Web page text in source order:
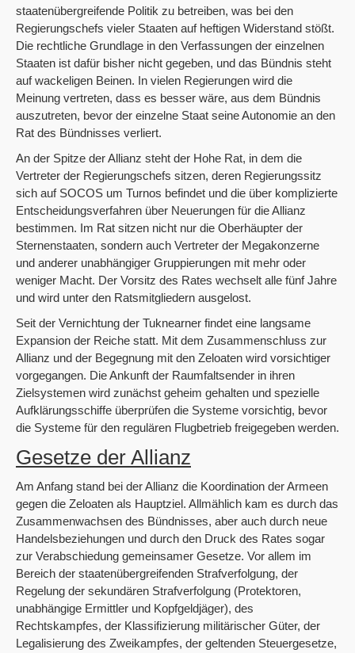
staatenübergreifende Politik zu betreiben, was bei den
Regierungschefs vieler Staaten auf heftigen Widerstand stößt.
Die rechtliche Grundlage in den Verfassungen der einzelnen
Staaten ist dafür bisher nicht gegeben, und das Bündnis steht
auf wackeligen Beinen. In vielen Regierungen wird die
Meinung vertreten, dass es besser wäre, aus dem Bündnis
auszutreten, bevor der einzelne Staat seine Autonomie an den
Rat des Bündnisses verliert.
An der Spitze der Allianz steht der Hohe Rat, in dem die
Vertreter der Regierungschefs sitzen, deren Regierungssitz
sich auf SOCOS um Turnos befindet und die über komplizierte
Entscheidungsverfahren über Neuerungen für die Allianz
bestimmen. Im Rat sitzen nicht nur die Oberhäupter der
Sternenstaaten, sondern auch Vertreter der Megakonzerne
und anderer unabhängiger Gruppierungen mit mehr oder
weniger Macht. Der Vorsitz des Rates wechselt alle fünf Jahre
und wird unter den Ratsmitgliedern ausgelost.
Seit der Vernichtung der Tuknearner findet eine langsame
Expansion der Reiche statt. Mit dem Zusammenschluss zur
Allianz und der Begegnung mit den Zeloaten wird vorsichtiger
vorgegangen. Die Ankunft der Raumfaltsender in ihren
Zielsystemen wird zunächst geheim gehalten und spezielle
Aufklärungsschiffe überprüfen die Systeme vorsichtig, bevor
die Systeme für den regulären Flugbetrieb freigegeben werden.
Gesetze der Allianz
Am Anfang stand bei der Allianz die Koordination der Armeen
gegen die Zeloaten als Hauptziel. Allmählich kam es durch das
Zusammenwachsen des Bündnisses, aber auch durch neue
Handelsbeziehungen und durch den Druck des Rates sogar
zur Verabschiedung gemeinsamer Gesetze. Vor allem im
Bereich der staatenübergreifenden Strafverfolgung, der
Regelung der sekundären Strafverfolgung (Protektoren,
unabhängige Ermittler und Kopfgeldjäger), des
Rechtskampfes, der Klassifizierung militärischer Güter, der
Legalisierung des Zweikampfes, der geltenden Steuergesetze,